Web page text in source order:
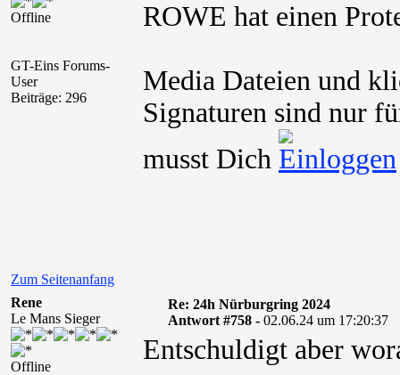
Offline
GT-Eins Forums-
User
Beiträge: 296
ROWE hat einen
Media Dateien und
Signaturen sind nur
musst Dich
Zum Seitenanfang
Rene
Le Mans Sieger
Offline
Re: 24h Nürburgring 2024
Antwort #758 - 02.06.24 um 17:20:37
Entschuldigt aber